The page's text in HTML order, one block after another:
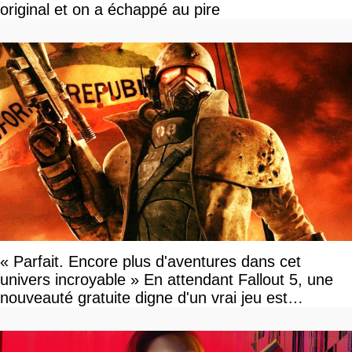
original et on a échappé au pire
« Parfait. Encore plus d'aventures dans cet
univers incroyable » En attendant Fallout 5, une
nouveauté gratuite digne d'un vrai jeu est